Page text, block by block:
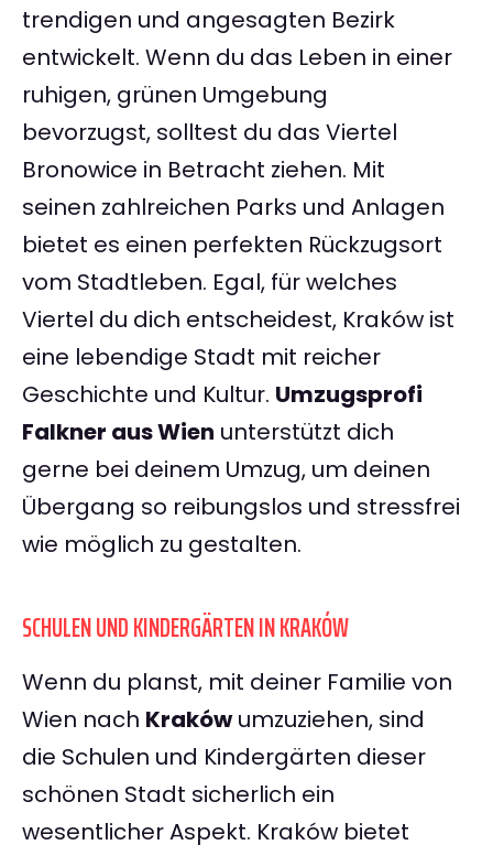
trendigen und angesagten Bezirk
entwickelt. Wenn du das Leben in einer
ruhigen, grünen Umgebung
bevorzugst, solltest du das Viertel
Bronowice in Betracht ziehen. Mit
seinen zahlreichen Parks und Anlagen
bietet es einen perfekten Rückzugsort
vom Stadtleben. Egal, für welches
Viertel du dich entscheidest, Kraków ist
eine lebendige Stadt mit reicher
Geschichte und Kultur. Umzugsprofi
Falkner aus Wien unterstützt dich
gerne bei deinem Umzug, um deinen
Übergang so reibungslos und stressfrei
wie möglich zu gestalten.
SCHULEN UND KINDERGÄRTEN IN KRAKÓW
Wenn du planst, mit deiner Familie von
Wien nach Krakówumzuziehen, sind
die Schulen und Kindergärten dieser
schönen Stadt sicherlich ein
wesentlicher Aspekt. Kraków bietet